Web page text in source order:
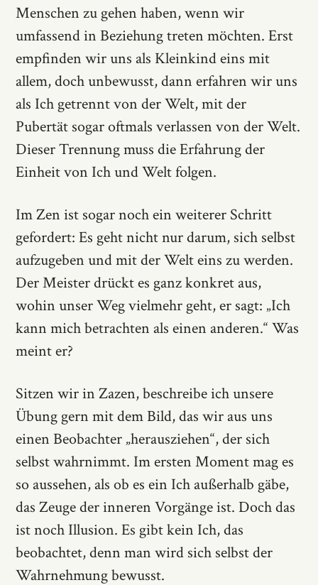
Menschen zu gehen haben, wenn wir
umfassend in Beziehung treten möchten. Erst
empfinden wir uns als Kleinkind eins mit
allem, doch unbewusst, dann erfahren wir uns
als Ich getrennt von der Welt, mit der
Pubertät sogar oftmals verlassen von der Welt.
Dieser Trennung muss die Erfahrung der
Einheit von Ich und Welt folgen.
Im Zen ist sogar noch ein weiterer Schritt
gefordert: Es geht nicht nur darum, sich selbst
aufzugeben und mit der Welt eins zu werden.
Der Meister drückt es ganz konkret aus,
wohin unser Weg vielmehr geht, er sagt: „Ich
kann mich betrachten als einen anderen.“ Was
meint er?
Sitzen wir in Zazen, beschreibe ich unsere
Übung gern mit dem Bild, das wir aus uns
einen Beobachter „herausziehen“, der sich
selbst wahrnimmt. Im ersten Moment mag es
so aussehen, als ob es ein Ich außerhalb gäbe,
das Zeuge der inneren Vorgänge ist. Doch das
ist noch Illusion. Es gibt kein Ich, das
beobachtet, denn man wird sich selbst der
Wahrnehmung bewusst.